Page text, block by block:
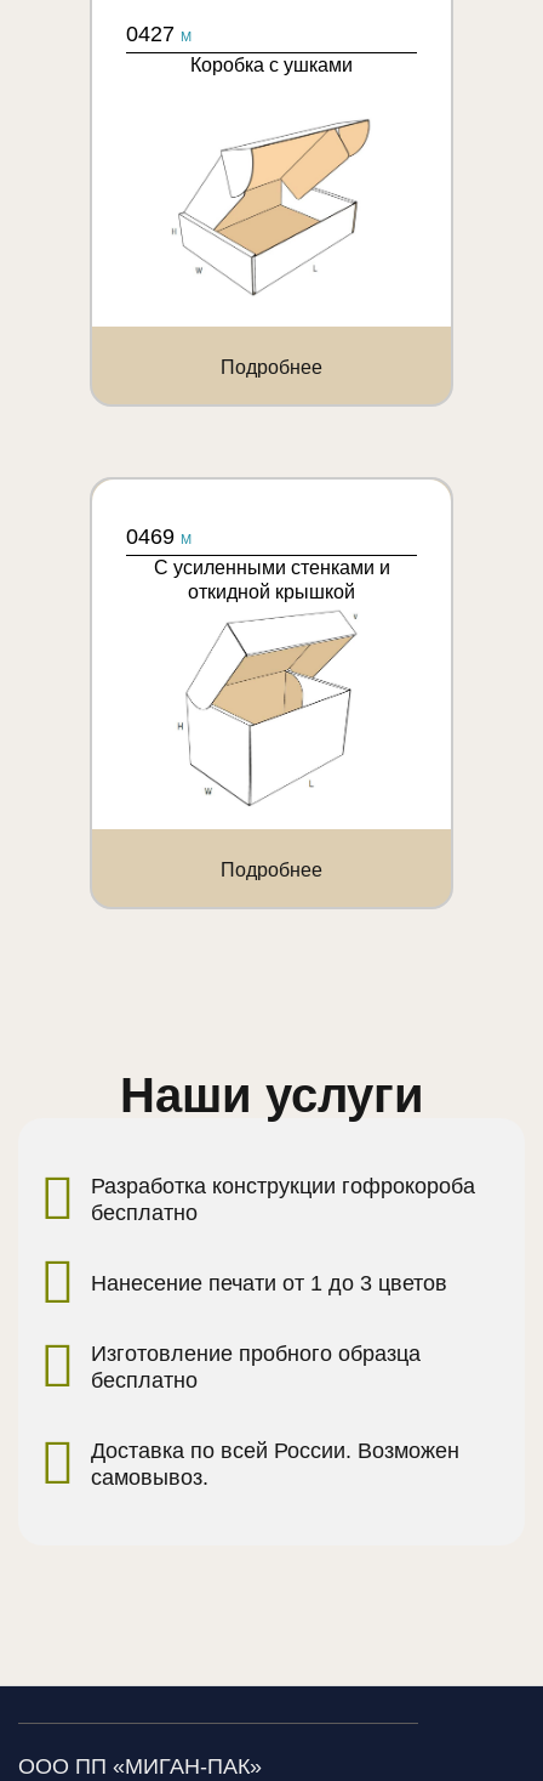
0427 M
Коробка с ушками
Подробнее
0469 M
С усиленными стенками и
откидной крышкой
Подробнее
Наши услуги
Разработка конструкции гофрокороба
бесплатно
Нанесение печати от 1 до 3 цветов
Изготовление пробного образца
бесплатно
Доставка по всей России. Возможен
самовывоз.
ООО ПП «МИГАН-ПАК»